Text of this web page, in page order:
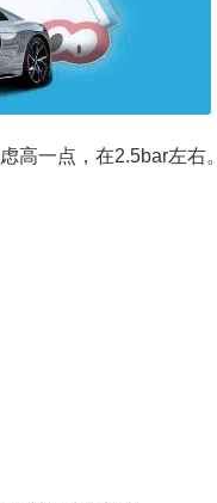
高一点，在2.5bar左右。